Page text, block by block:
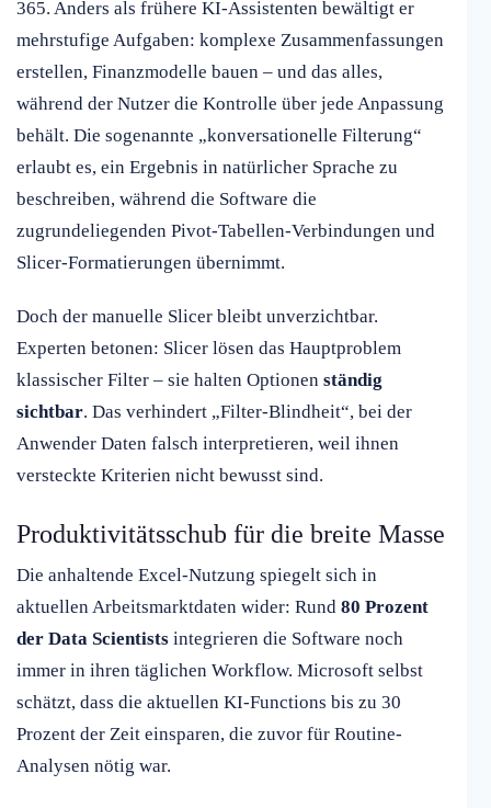
365. Anders als frühere KI-Assistenten bewältigt er
mehrstufige Aufgaben: komplexe Zusammenfassungen
erstellen, Finanzmodelle bauen – und das alles,
während der Nutzer die Kontrolle über jede Anpassung
behält. Die sogenannte „konversationelle Filterung“
erlaubt es, ein Ergebnis in natürlicher Sprache zu
beschreiben, während die Software die
zugrundeliegenden Pivot-Tabellen-Verbindungen und
Slicer-Formatierungen übernimmt.
Doch der manuelle Slicer bleibt unverzichtbar.
Experten betonen: Slicer lösen das Hauptproblem
klassischer Filter – sie halten Optionen ständig
sichtbar. Das verhindert „Filter-Blindheit“, bei der
Anwender Daten falsch interpretieren, weil ihnen
versteckte Kriterien nicht bewusst sind.
Produktivitätsschub für die breite Masse
Die anhaltende Excel-Nutzung spiegelt sich in
aktuellen Arbeitsmarktdaten wider: Rund 80 Prozent
der Data Scientists integrieren die Software noch
immer in ihren täglichen Workflow. Microsoft selbst
schätzt, dass die aktuellen KI-Functions bis zu 30
Prozent der Zeit einsparen, die zuvor für Routine-
Analysen nötig war.